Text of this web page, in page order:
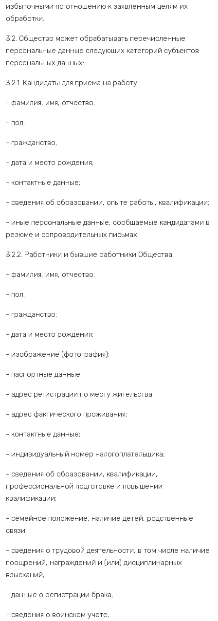
избыточными по отношению к заявленным целям их
обработки.
3.2. Общество может обрабатывать перечисленные
персональные данные следующих категорий субъектов
персональных данных:
3.2.1. Кандидаты для приема на работу:
- фамилия, имя, отчество;
- пол;
- гражданство;
- дата и место рождения;
- контактные данные;
- сведения об образовании, опыте работы, квалификации;
- иные персональные данные, сообщаемые кандидатами в
резюме и сопроводительных письмах.
3.2.2. Работники и бывшие работники Общества:
- фамилия, имя, отчество;
- пол;
- гражданство;
- дата и место рождения;
- изображение (фотография);
- паспортные данные;
- адрес регистрации по месту жительства;
- адрес фактического проживания;
- контактные данные;
- индивидуальный номер налогоплательщика;
- сведения об образовании, квалификации,
профессиональной подготовке и повышении
квалификации;
- семейное положение, наличие детей, родственные
связи;
- сведения о трудовой деятельности, в том числе наличие
поощрений, награждений и (или) дисциплинарных
взысканий;
- данные о регистрации брака;
- сведения о воинском учете;